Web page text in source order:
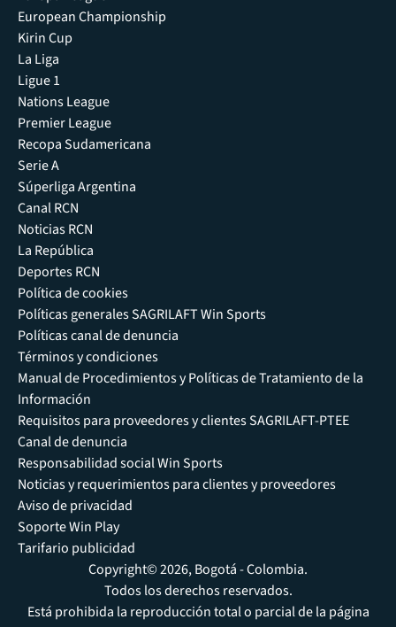
European Championship
Kirin Cup
La Liga
Ligue 1
Nations League
Premier League
Recopa Sudamericana
Serie A
Súperliga Argentina
Canal RCN
Noticias RCN
La República
Deportes RCN
Política de cookies
Políticas generales SAGRILAFT Win Sports
Políticas canal de denuncia
Términos y condiciones
Manual de Procedimientos y Políticas de Tratamiento de la
Información
Requisitos para proveedores y clientes SAGRILAFT-PTEE
Canal de denuncia
Responsabilidad social Win Sports
Noticias y requerimientos para clientes y proveedores
Aviso de privacidad
Soporte Win Play
Tarifario publicidad
Copyright© 2026, Bogotá - Colombia.
Todos los derechos reservados.
Está prohibida la reproducción total o parcial de la página